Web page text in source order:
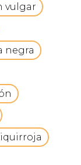
vulgar
negra